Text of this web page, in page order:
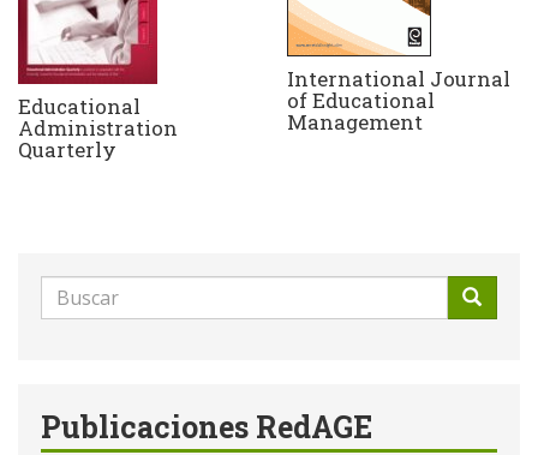
Educational
Administration
Quarterly
International Journal
of Educational
Management
Formulario
de
Publicaciones RedAGE